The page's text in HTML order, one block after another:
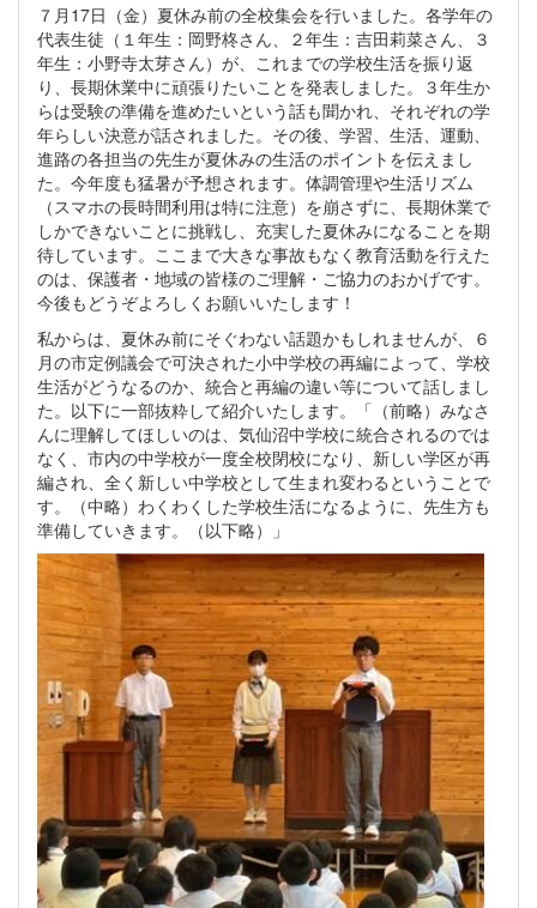
７月17日（金）夏休み前の全校集会を行いました。各学年の
代表生徒（１年生：岡野柊さん、２年生：吉田莉菜さん、３
年生：小野寺太芽さん）が、これまでの学校生活を振り返
り、長期休業中に頑張りたいことを発表しました。３年生か
らは受験の準備を進めたいという話も聞かれ、それぞれの学
年らしい決意が話されました。その後、学習、生活、運動、
進路の各担当の先生が夏休みの生活のポイントを伝えまし
た。今年度も猛暑が予想されます。体調管理や生活リズム
（スマホの長時間利用は特に注意）を崩さずに、長期休業で
しかできないことに挑戦し、充実した夏休みになることを期
待しています。ここまで大きな事故もなく教育活動を行えた
のは、保護者・地域の皆様のご理解・ご協力のおかげです。
今後もどうぞよろしくお願いいたします！
私からは、夏休み前にそぐわない話題かもしれませんが、６
月の市定例議会で可決された小中学校の再編によって、学校
生活がどうなるのか、統合と再編の違い等について話しまし
た。以下に一部抜粋して紹介いたします。「（前略）みなさ
んに理解してほしいのは、気仙沼中学校に統合されるのでは
なく、市内の中学校が一度全校閉校になり、新しい学区が再
編され、全く新しい中学校として生まれ変わるということで
す。（中略）わくわくした学校生活になるように、先生方も
準備していきます。（以下略）」